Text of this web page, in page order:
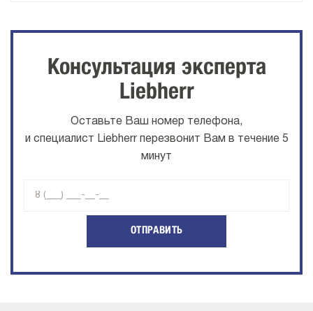
Консультация эксперта
Liebherr
Оставьте Ваш номер телефона,
и специалист Liebherr перезвонит Вам в течение 5
минут
ОТПРАВИТЬ